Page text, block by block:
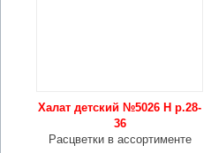
Халат детский №5026 Н р.28-
36
Расцветки в ассортименте